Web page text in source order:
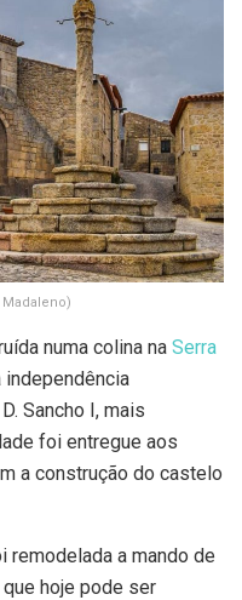
Madaleno)
numa colina na Serra
independência
Sancho I, mais
foi entregue aos
a construção do castelo
remodelada a mando de
hoje pode ser